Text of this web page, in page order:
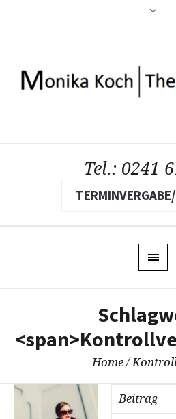
Tel.: 0241
Home /
Beitrag